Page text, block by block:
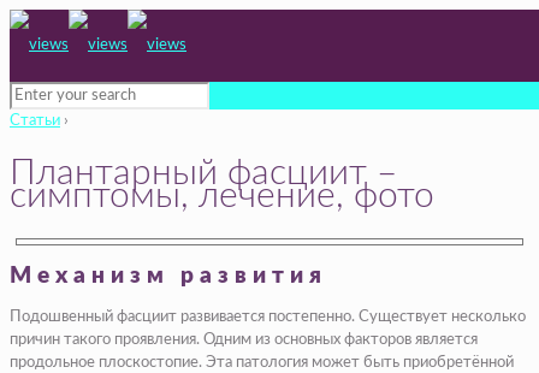
Статьи ›
Плантарный фасциит –
симптомы, лечение, фото
Механизм развития
Подошвенный фасциит развивается постепенно. Существует несколько
причин такого проявления. Одним из основных факторов является
продольное плоскостопие. Эта патология может быть приобретённой